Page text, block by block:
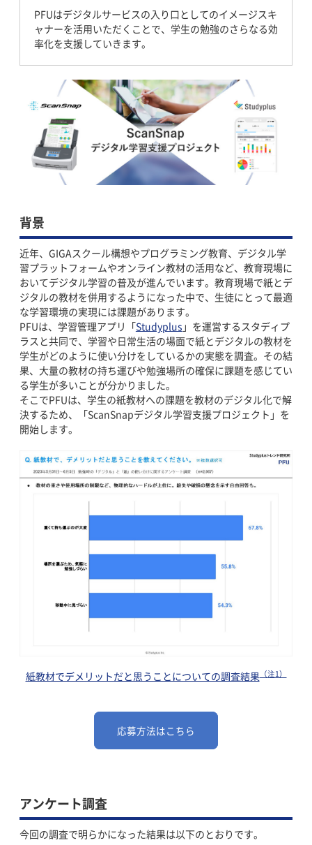
PFUはデジタルサービスの入り口としてのイメージスキ
ャナーを活用いただくことで、学生の勉強のさらなる効
率化を支援していきます。
背景
近年、GIGAスクール構想やプログラミング教育、デジタル学
習プラットフォームやオンライン教材の活用など、教育現場に
おいてデジタル学習の普及が進んでいます。教育現場で紙とデ
ジタルの教材を併用するようになった中で、生徒にとって最適
な学習環境の実現には課題があります。
PFUは、学習管理アプリ「Studyplus 」を運営するスタディプ
ラスと共同で、学習や日常生活の場面で紙とデジタルの教材を
学生がどのように使い分けをしているかの実態を調査。その結
果、大量の教材の持ち運びや勉強場所の確保に課題を感じてい
る学生が多いことが分かりました。
そこでPFUは、学生の紙教材への課題を教材のデジタル化で解
決するため、「ScanSnapデジタル学習支援プロジェクト」を
開始します。
紙教材でデメリットだと思うことについての調査結果 （注1）
応募方法はこちら
アンケート調査
今回の調査で明らかになった結果は以下のとおりです。